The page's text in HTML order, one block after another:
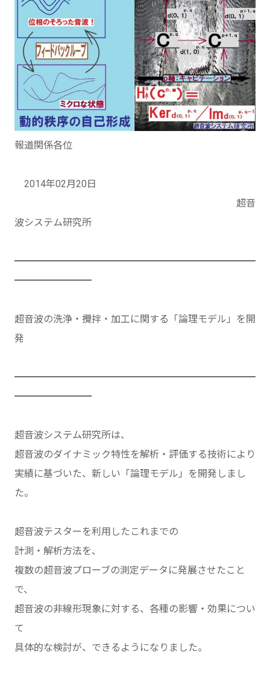
報道関係各位
2014年02月20日
超音
波システム研究所
━━━━━━━━━━━━━━━━━━━━━━━━━
━━━━━━━━
超音波の洗浄・攪拌・加工に関する「論理モデル」を開
発
━━━━━━━━━━━━━━━━━━━━━━━━━
━━━━━━━━
超音波システム研究所は、
超音波のダイナミック特性を解析・評価する技術により
実績に基づいた、新しい「論理モデル」を開発しまし
た。
超音波テスターを利用したこれまでの
計測・解析方法を、
複数の超音波プローブの測定データに発展させたこと
で、
超音波の非線形現象に対する、各種の影響・効果につい
て
具体的な検討が、できるようになりました。